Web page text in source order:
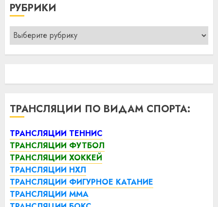
РУБРИКИ
Рубрики
ТРАНСЛЯЦИИ ПО ВИДАМ СПОРТА:
ТРАНСЛЯЦИИ ТЕННИС
ТРАНСЛЯЦИИ ФУТБОЛ
ТРАНСЛЯЦИИ ХОККЕЙ
ТРАНСЛЯЦИИ НХЛ
ТРАНСЛЯЦИИ ФИГУРНОЕ КАТАНИЕ
ТРАНСЛЯЦИИ ММА